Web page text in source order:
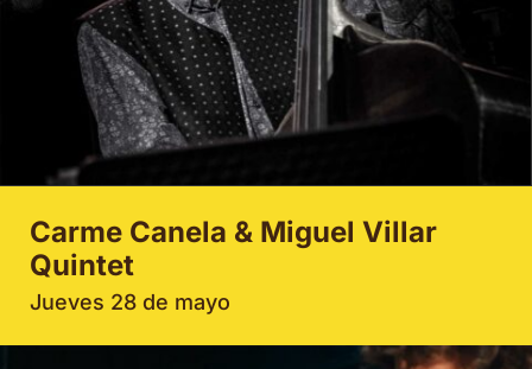
Carme Canela & Miguel Villar
Quintet
Jueves 28 de mayo